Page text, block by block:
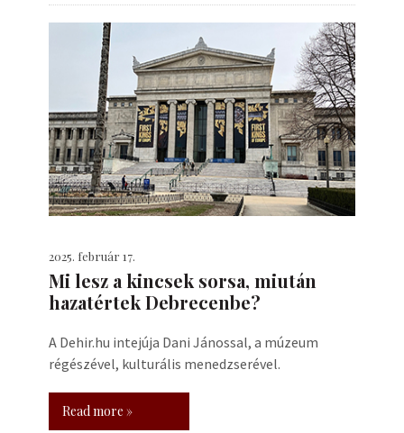
2025. február 17.
Mi lesz a kincsek sorsa, miután
hazatértek Debrecenbe?
A Dehir.hu intejúja Dani Jánossal, a múzeum
régészével, kulturális menedzserével.
Read more »